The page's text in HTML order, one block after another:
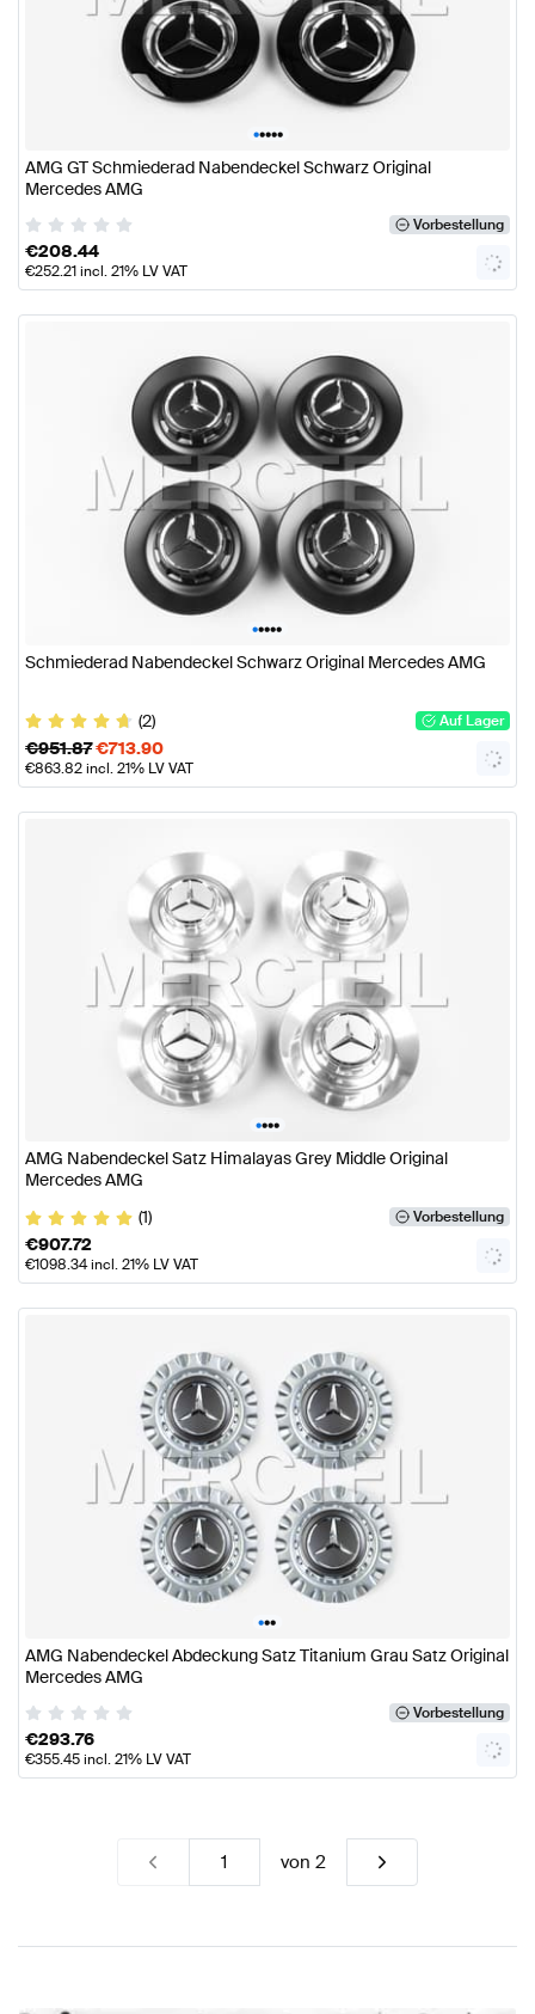
•••••
AMG GT Schmiederad Nabendeckel Schwarz Original
Mercedes AMG
Vorbestellung
€208.44
€252.21incl. 21% LV VAT
•••••
Schmiederad Nabendeckel Schwarz Original Mercedes AMG
(2) Auf Lager
€951.87€713.90
€863.82incl. 21% LV VAT
••••
AMG Nabendeckel Satz Himalayas Grey Middle Original
Mercedes AMG
(1)
Vorbestellung
€907.72
€1098.34incl. 21% LV VAT
•••
AMG Nabendeckel Abdeckung Satz Titanium Grau Satz Original
Mercedes AMG
Vorbestellung
€293.76
€355.45incl. 21% LV VAT
von 2